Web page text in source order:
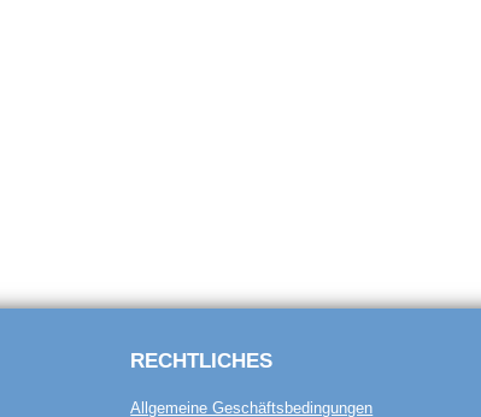
RECHTLICHES
Allgemeine Geschäftsbedingungen